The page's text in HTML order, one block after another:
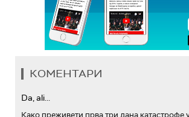
КОМЕНТАРИ
Da, ali...
Како преживети прва три дана катастрофе